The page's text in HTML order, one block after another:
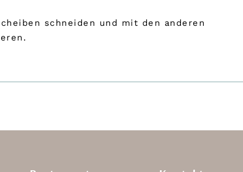
schneiden und mit den anderen